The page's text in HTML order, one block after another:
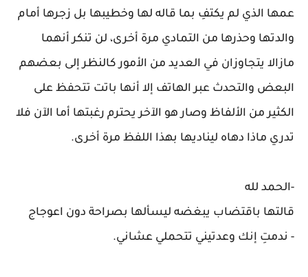
عمها الذي لم يكتفِ بما قاله لها وخطيبها بل زجرها أمام
والدتها وحذرها من التمادي مرة أخرى، لن تنكر أنهما
مازالا يتجاوزان في العديد من الأمور كالنظر إلى بعضهم
البعض والتحدث عبر الهاتف إلا أنها باتت تتحفظ على
الكثير من الألفاظ وصار هو الآخر يحترم رغبتها أما الآن فلا
تدري ماذا دهاه ليناديها بهذا اللفظ مرة أخرى.
-الحمد لله
قالتها باقتضاب يبغضه ليسألها بصراحة دون اعوجاج
- ندمتِ إنك وعدتيني تتحملي عشاني.